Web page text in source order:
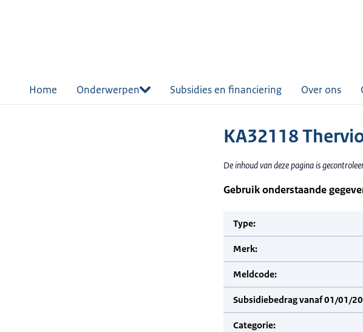
Home Onderwerpen Subsidies en financiering Over ons
KA32118
De inhoud van deze pagina is
Gebruik onderstaande
Type:
Merk:
Meldcode:
Subsidiebedrag vanaf 01/01/
Categorie: